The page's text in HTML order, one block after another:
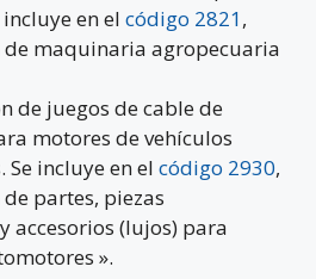
en el código 2821,
de maquinaria agropecuaria
de juegos de cable de
motores de vehículos
incluye en el código 2930,
partes, piezas
accesorios (lujos) para
».